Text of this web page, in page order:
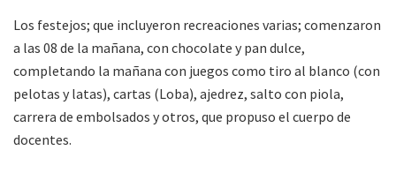
Los festejos; que incluyeron recreaciones varias; comenzaron
a las 08 de la mañana, con chocolate y pan dulce,
completando la mañana con juegos como tiro al blanco (con
pelotas y latas), cartas (Loba), ajedrez, salto con piola,
carrera de embolsados y otros, que propuso el cuerpo de
docentes.